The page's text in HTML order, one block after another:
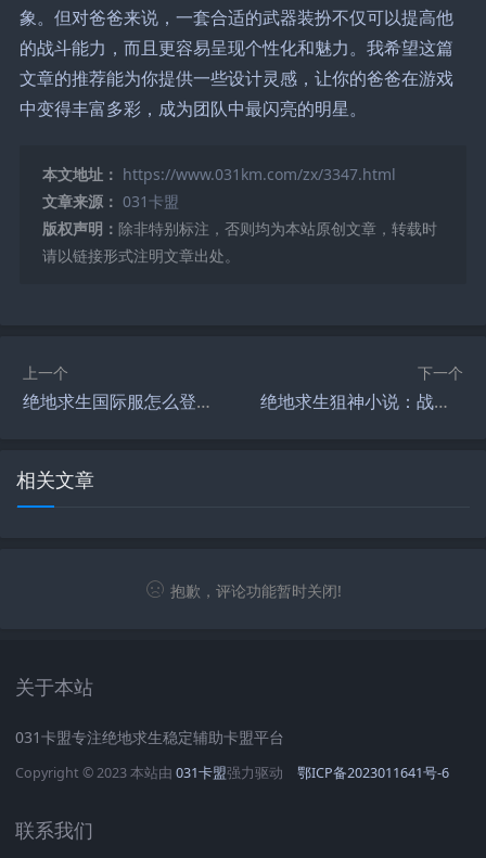
象。但对爸爸来说，一套合适的武器装扮不仅可以提高他
的战斗能力，而且更容易呈现个性化和魅力。我希望这篇
文章的推荐能为你提供一些设计灵感，让你的爸爸在游戏
中变得丰富多彩，成为团队中最闪亮的明星。
本文地址： https://www.031km.com/zx/3347.html
文章来源： 031卡盟
版权声明： 除非特别标注，否则均为本站原创文章，转载时
请以链接形式注明文章出处。
上一个
绝地求生国际服怎么登录-绝地求生国际服登录教程及常见问题解答
下一个
绝地求生狙神小说：战场上的狙击传奇-绝地求生狙神小说全文阅读与角色分析
相关文章
抱歉，评论功能暂时关闭!
关于本站
031卡盟专注绝地求生稳定辅助卡盟平台
Copyright © 2023 本站由 031卡盟强力驱动 鄂ICP备2023011641号-6
联系我们